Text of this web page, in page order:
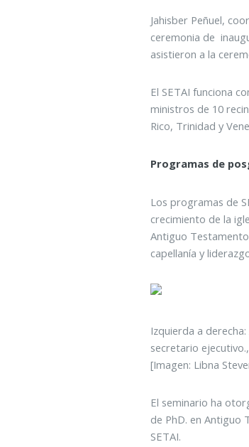
Jahisber Peñuel,
ceremonia de
asistieron a la
El SETAI funciona
ministros de 10
Rico, Trinidad y
Programas de
Los programas de
crecimiento de la
Antiguo
capellanía y
Izquierda a
secretario
[Imagen: Libna
El seminario ha
de PhD. en Antiguo
SETAI.